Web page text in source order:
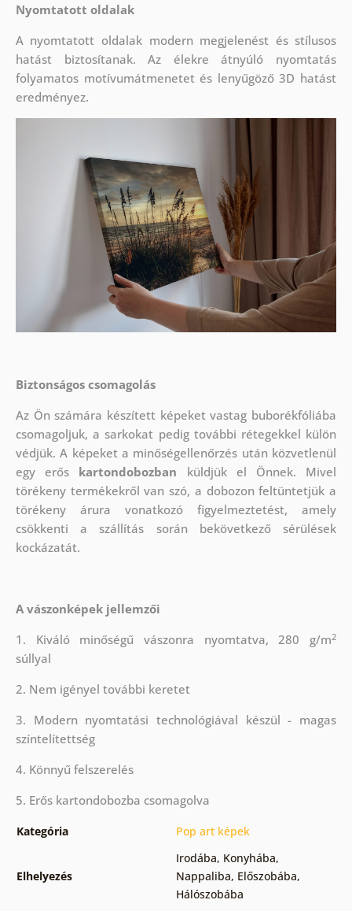
Nyomtatott oldalak
A nyomtatott oldalak modern megjelenést és stílusos
hatást biztosítanak. Az élekre átnyúló nyomtatás
folyamatos motívumátmenetet és lenyűgöző 3D hatást
eredményez.
Biztonságos csomagolás
Az Ön számára készített képeket vastag buborékfóliába
csomagoljuk, a sarkokat pedig további rétegekkel külön
védjük.A képeket a minőségellenőrzés után közvetlenül
egy erős kartondobozban küldjük el Önnek. Mivel
törékeny termékekről van szó, a dobozon feltüntetjük a
törékeny árura vonatkozó figyelmeztetést, amely
csökkenti a szállítás során bekövetkező sérülések
kockázatát.
A vászonképek jellemzői
1. Kiváló minőségű vászonra nyomtatva, 280 g/m2
súllyal
2. Nem igényel további keretet
3. Modern nyomtatási technológiával készül - magas
színtelítettség
4. Könnyű felszerelés
5. Erős kartondobozba csomagolva
Kategória Pop art képek
Elhelyezés
Irodába, Konyhába,
Nappaliba, Előszobába,
Hálószobába